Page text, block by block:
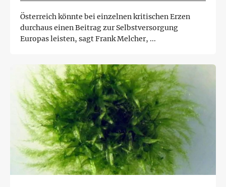
Österreich könnte bei einzelnen kritischen Erzen
durchaus einen Beitrag zur Selbstversorgung
Europas leisten, sagt Frank Melcher, ...